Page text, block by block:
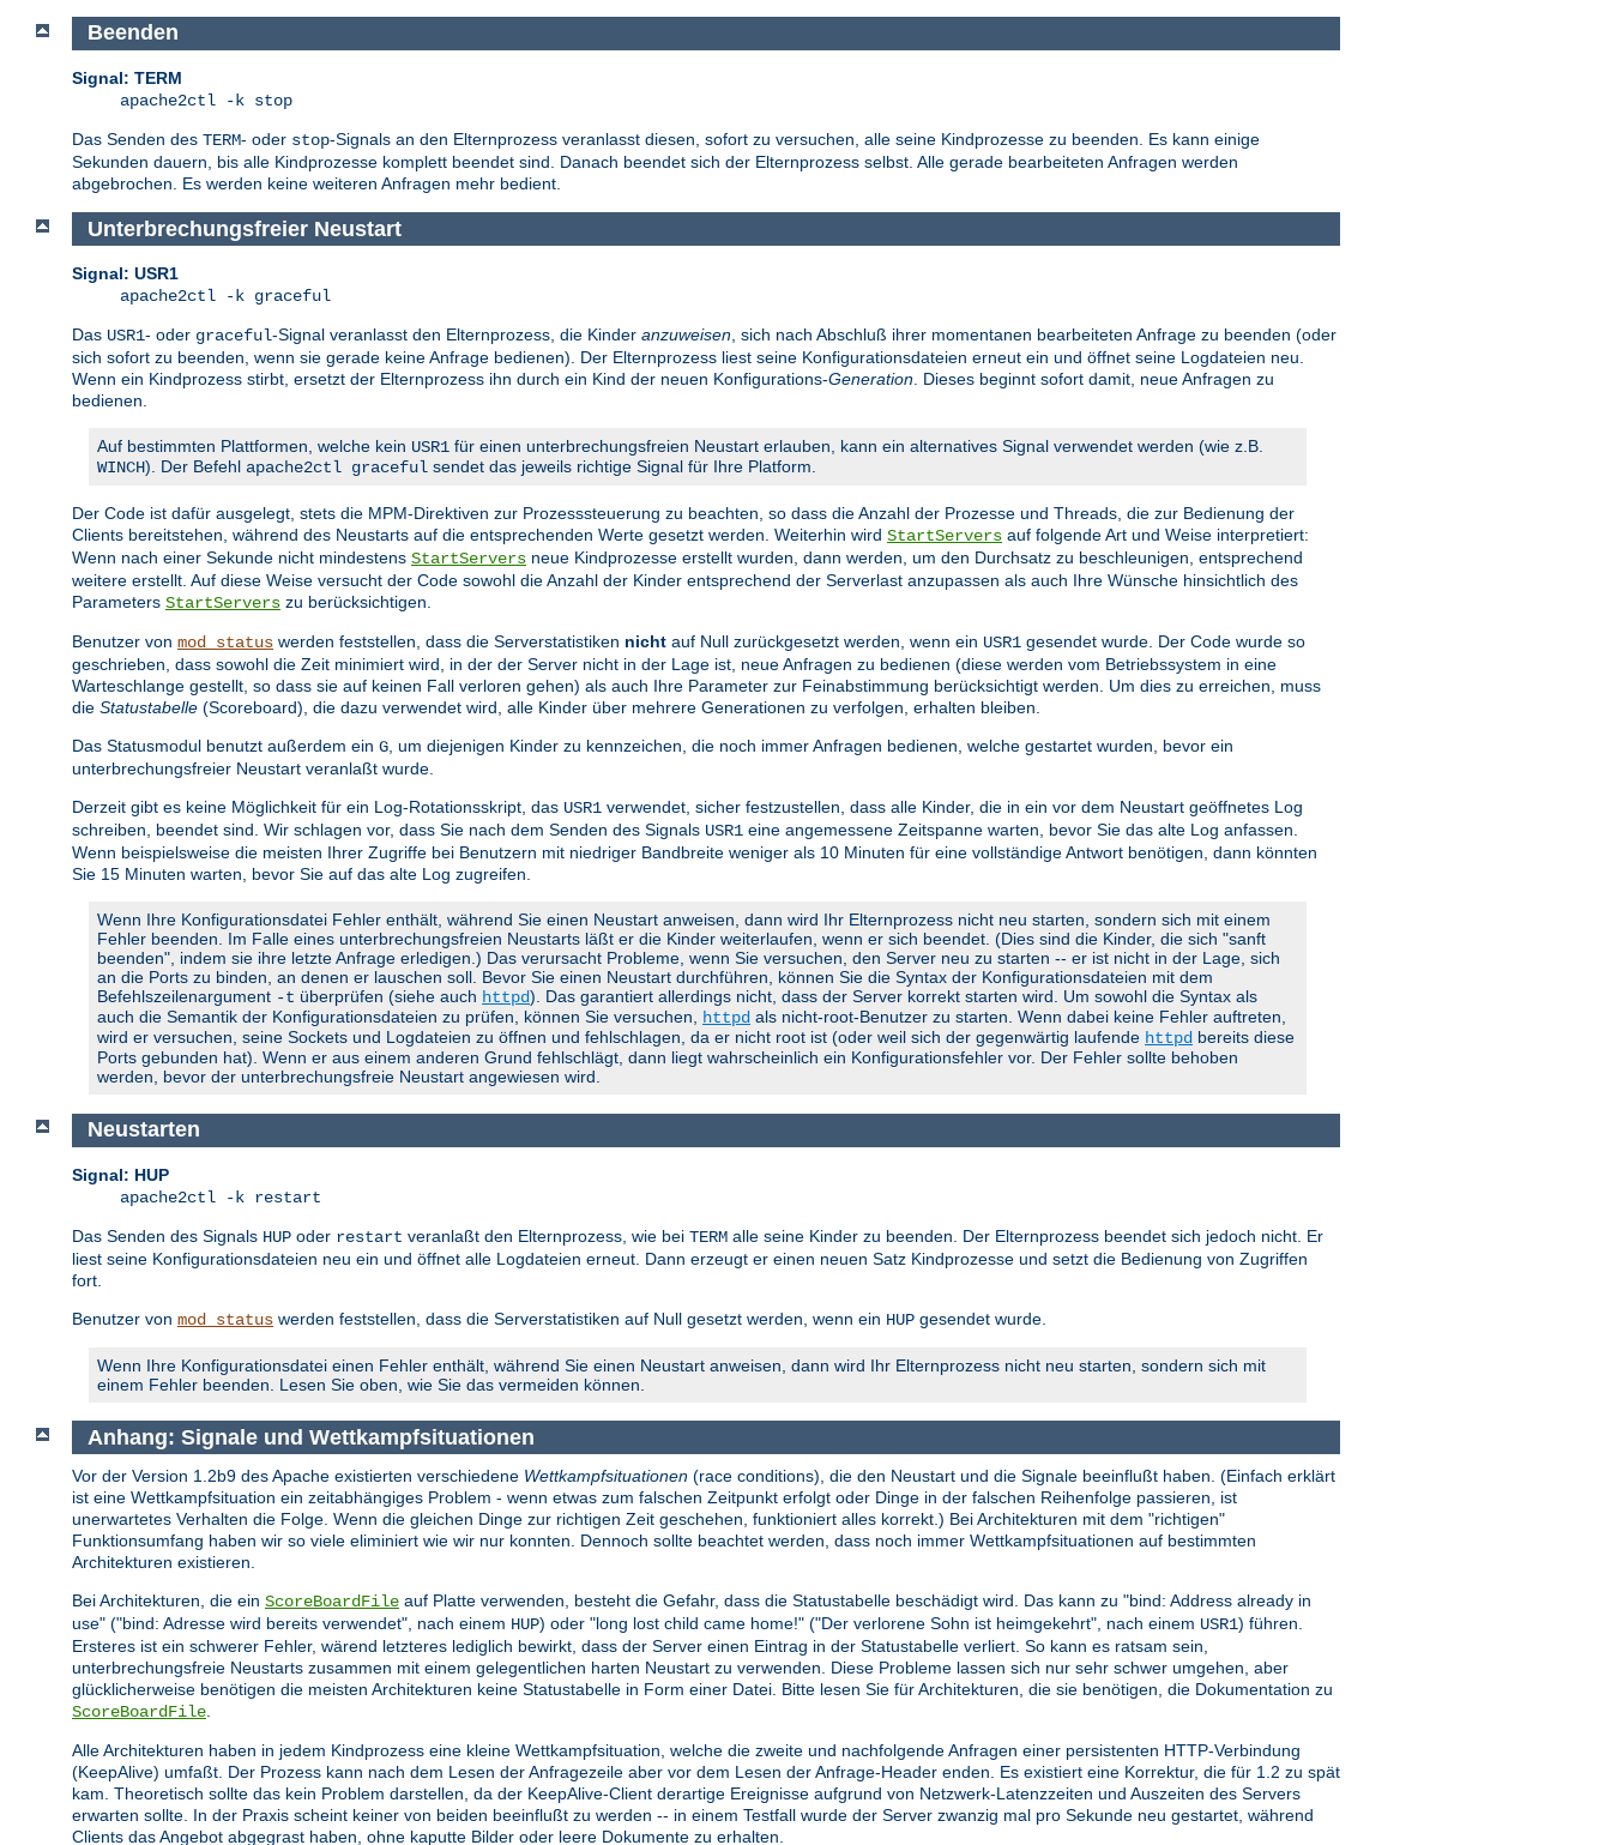
Beenden
Signal: TERM
apache2ctl -k stop
Das Senden des TERM- oder stop-Signals an den Elternprozess veranlasst diesen, sofort zu versuchen, alle seine Kindprozesse zu beenden. Es kann einige
Sekunden dauern, bis alle Kindprozesse komplett beendet sind. Danach beendet sich der Elternprozess selbst. Alle gerade bearbeiteten Anfragen werden
abgebrochen. Es werden keine weiteren Anfragen mehr bedient.
Unterbrechungsfreier Neustart
Signal: USR1
apache2ctl -k graceful
Das USR1- oder graceful-Signal veranlasst den Elternprozess, die Kinder anzuweisen, sich nach Abschluß ihrer momentanen bearbeiteten Anfrage zu beenden (oder
sich sofort zu beenden, wenn sie gerade keine Anfrage bedienen). Der Elternprozess liest seine Konfigurationsdateien erneut ein und öffnet seine Logdateien neu.
Wenn ein Kindprozess stirbt, ersetzt der Elternprozess ihn durch ein Kind der neuen Konfigurations-Generation. Dieses beginnt sofort damit, neue Anfragen zu
bedienen.
Auf bestimmten Plattformen, welche kein USR1 für einen unterbrechungsfreien Neustart erlauben, kann ein alternatives Signal verwendet werden (wie z.B.
WINCH). Der Befehl apache2ctl graceful sendet das jeweils richtige Signal für Ihre Platform.
Der Code ist dafür ausgelegt, stets die MPM-Direktiven zur Prozesssteuerung zu beachten, so dass die Anzahl der Prozesse und Threads, die zur Bedienung der
Clients bereitstehen, während des Neustarts auf die entsprechenden Werte gesetzt werden. Weiterhin wird StartServers auf folgende Art und Weise interpretiert:
Wenn nach einer Sekunde nicht mindestens StartServers neue Kindprozesse erstellt wurden, dann werden, um den Durchsatz zu beschleunigen, entsprechend
weitere erstellt. Auf diese Weise versucht der Code sowohl die Anzahl der Kinder entsprechend der Serverlast anzupassen als auch Ihre Wünsche hinsichtlich des
Parameters StartServers zu berücksichtigen.
Benutzer von mod_status werden feststellen, dass die Serverstatistiken nicht auf Null zurückgesetzt werden, wenn ein USR1 gesendet wurde. Der Code wurde so
geschrieben, dass sowohl die Zeit minimiert wird, in der der Server nicht in der Lage ist, neue Anfragen zu bedienen (diese werden vom Betriebssystem in eine
Warteschlange gestellt, so dass sie auf keinen Fall verloren gehen) als auch Ihre Parameter zur Feinabstimmung berücksichtigt werden. Um dies zu erreichen, muss
die Statustabelle (Scoreboard), die dazu verwendet wird, alle Kinder über mehrere Generationen zu verfolgen, erhalten bleiben.
Das Statusmodul benutzt außerdem ein G, um diejenigen Kinder zu kennzeichen, die noch immer Anfragen bedienen, welche gestartet wurden, bevor ein
unterbrechungsfreier Neustart veranlaßt wurde.
Derzeit gibt es keine Möglichkeit für ein Log-Rotationsskript, das USR1 verwendet, sicher festzustellen, dass alle Kinder, die in ein vor dem Neustart geöffnetes Log
schreiben, beendet sind. Wir schlagen vor, dass Sie nach dem Senden des Signals USR1 eine angemessene Zeitspanne warten, bevor Sie das alte Log anfassen.
Wenn beispielsweise die meisten Ihrer Zugriffe bei Benutzern mit niedriger Bandbreite weniger als 10 Minuten für eine vollständige Antwort benötigen, dann könnten
Sie 15 Minuten warten, bevor Sie auf das alte Log zugreifen.
Wenn Ihre Konfigurationsdatei Fehler enthält, während Sie einen Neustart anweisen, dann wird Ihr Elternprozess nicht neu starten, sondern sich mit einem
Fehler beenden. Im Falle eines unterbrechungsfreien Neustarts läßt er die Kinder weiterlaufen, wenn er sich beendet. (Dies sind die Kinder, die sich "sanft
beenden", indem sie ihre letzte Anfrage erledigen.) Das verursacht Probleme, wenn Sie versuchen, den Server neu zu starten -- er ist nicht in der Lage, sich
an die Ports zu binden, an denen er lauschen soll. Bevor Sie einen Neustart durchführen, können Sie die Syntax der Konfigurationsdateien mit dem
Befehlszeilenargument -t überprüfen (siehe auch httpd). Das garantiert allerdings nicht, dass der Server korrekt starten wird. Um sowohl die Syntax als
auch die Semantik der Konfigurationsdateien zu prüfen, können Sie versuchen, httpd als nicht-root-Benutzer zu starten. Wenn dabei keine Fehler auftreten,
wird er versuchen, seine Sockets und Logdateien zu öffnen und fehlschlagen, da er nicht root ist (oder weil sich der gegenwärtig laufende httpd bereits diese
Ports gebunden hat). Wenn er aus einem anderen Grund fehlschlägt, dann liegt wahrscheinlich ein Konfigurationsfehler vor. Der Fehler sollte behoben
werden, bevor der unterbrechungsfreie Neustart angewiesen wird.
Neustarten
Signal: HUP
apache2ctl -k restart
Das Senden des Signals HUP oder restart veranlaßt den Elternprozess, wie bei TERM alle seine Kinder zu beenden. Der Elternprozess beendet sich jedoch nicht. Er
liest seine Konfigurationsdateien neu ein und öffnet alle Logdateien erneut. Dann erzeugt er einen neuen Satz Kindprozesse und setzt die Bedienung von Zugriffen
fort.
Benutzer von mod_status werden feststellen, dass die Serverstatistiken auf Null gesetzt werden, wenn ein HUP gesendet wurde.
Wenn Ihre Konfigurationsdatei einen Fehler enthält, während Sie einen Neustart anweisen, dann wird Ihr Elternprozess nicht neu starten, sondern sich mit
einem Fehler beenden. Lesen Sie oben, wie Sie das vermeiden können.
Anhang: Signale und Wettkampfsituationen
Vor der Version 1.2b9 des Apache existierten verschiedene Wettkampfsituationen (race conditions), die den Neustart und die Signale beeinflußt haben. (Einfach erklärt
ist eine Wettkampfsituation ein zeitabhängiges Problem - wenn etwas zum falschen Zeitpunkt erfolgt oder Dinge in der falschen Reihenfolge passieren, ist
unerwartetes Verhalten die Folge. Wenn die gleichen Dinge zur richtigen Zeit geschehen, funktioniert alles korrekt.) Bei Architekturen mit dem "richtigen"
Funktionsumfang haben wir so viele eliminiert wie wir nur konnten. Dennoch sollte beachtet werden, dass noch immer Wettkampfsituationen auf bestimmten
Architekturen existieren.
Bei Architekturen, die ein ScoreBoardFile auf Platte verwenden, besteht die Gefahr, dass die Statustabelle beschädigt wird. Das kann zu "bind: Address already in
use" ("bind: Adresse wird bereits verwendet", nach einem HUP) oder "long lost child came home!" ("Der verlorene Sohn ist heimgekehrt", nach einem USR1) führen.
Ersteres ist ein schwerer Fehler, wärend letzteres lediglich bewirkt, dass der Server einen Eintrag in der Statustabelle verliert. So kann es ratsam sein,
unterbrechungsfreie Neustarts zusammen mit einem gelegentlichen harten Neustart zu verwenden. Diese Probleme lassen sich nur sehr schwer umgehen, aber
glücklicherweise benötigen die meisten Architekturen keine Statustabelle in Form einer Datei. Bitte lesen Sie für Architekturen, die sie benötigen, die Dokumentation zu
ScoreBoardFile.
Alle Architekturen haben in jedem Kindprozess eine kleine Wettkampfsituation, welche die zweite und nachfolgende Anfragen einer persistenten HTTP-Verbindung
(KeepAlive) umfaßt. Der Prozess kann nach dem Lesen der Anfragezeile aber vor dem Lesen der Anfrage-Header enden. Es existiert eine Korrektur, die für 1.2 zu spät
kam. Theoretisch sollte das kein Problem darstellen, da der KeepAlive-Client derartige Ereignisse aufgrund von Netzwerk-Latenzzeiten und Auszeiten des Servers
erwarten sollte. In der Praxis scheint keiner von beiden beeinflußt zu werden -- in einem Testfall wurde der Server zwanzig mal pro Sekunde neu gestartet, während
Clients das Angebot abgegrast haben, ohne kaputte Bilder oder leere Dokumente zu erhalten.